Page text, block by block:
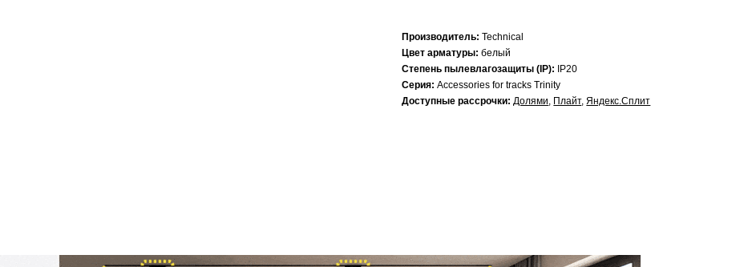
Производитель:Technical
Цвет арматуры:белый
Степень пылевлагозащиты (IP):
IP20
Серия:Accessories for tracks Trinity
Доступные рассрочки:Долями, Плайт,Яндекс.Сплит